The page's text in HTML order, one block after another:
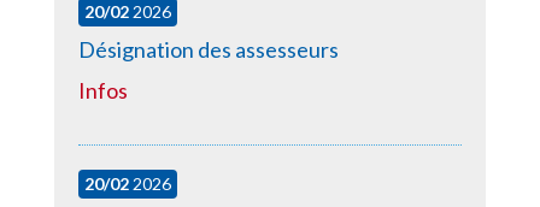
20/022026
Désignation des assesseurs
Infos
20/022026